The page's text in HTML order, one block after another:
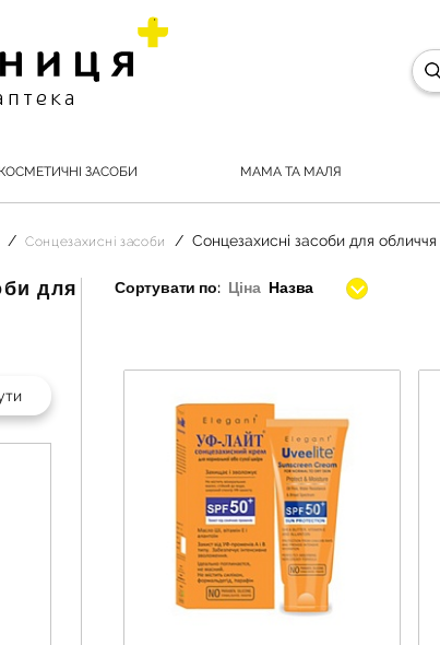
КОСМЕТИЧНІ ЗАСОБИ МАМА ТА МАЛЯ
Сонцезахисні засоби Сонцезахисні засоби для обличчя
для
Сортувати по: Ціна Назва